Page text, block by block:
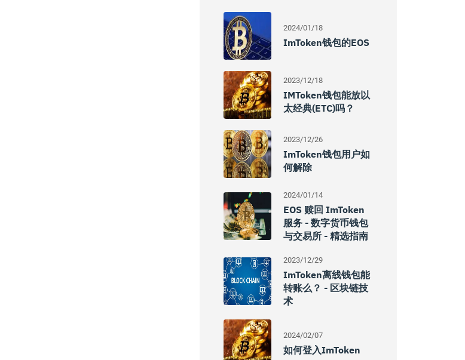
2024/01/18
ImToken钱包的EOS
2023/12/18
IMToken钱包能放以
太经典(ETC)吗？
2023/12/26
ImToken钱包用户如
何解除
2024/01/14
EOS 赎回 ImToken
服务 - 数字货币钱包
与交易所 - 精选指南
2023/12/29
ImToken离线钱包能
转账么？ - 区块链技
术
2024/02/07
如何登入imToken